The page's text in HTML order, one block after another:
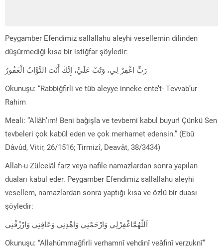
Peygamber Efendimiz sallallahu aleyhi vesellemin dilinden
düşürmediği kısa bir istiğfar şöyledir:
رَبِّ اغْفِرْ لِي، وَتُبْ عَلَيَّ، إِنَّكَ أَنْتَ التَّوَّابُ الْغَفُورُ
Okunuşu: “Rabbiğfirli ve tüb aleyye inneke ente’t- Tevvab’ur
Rahim
Meali: “Allâh’ım! Beni bağışla ve tevbemi kabul buyur! Çünkü Sen
tevbeleri çok kabûl eden ve çok merhamet edensin.” (Ebû
Dâvûd, Vitir, 26/1516; Tirmizî, Deavât, 38/3434)
Allah-u Zülcelâl farz veya nafile namazlardan sonra yapılan
duaları kabul eder. Peygamber Efendimiz sallallahu aleyhi
vesellem, namazlardan sonra yaptığı kısa ve özlü bir duası
şöyledir:
اَللّٰهُمَّاغْفِرْلِي وَارْحَمْنِي وَاهْدِنِي وَعَافِنِي وَارْزُقْنِي
Okunuşu: “Allahümmağfirli verhamnî vehdinî veâfinî verzuknî”